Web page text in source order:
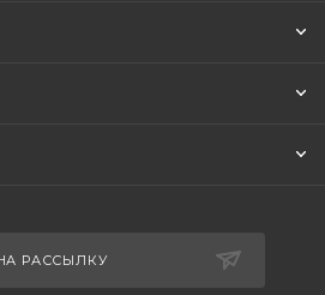
РАССЫЛКУ